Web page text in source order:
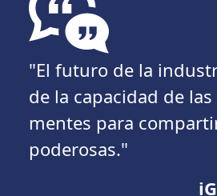
"El futuro de la
de la capacidad de
mentes para
poderosas."
iG